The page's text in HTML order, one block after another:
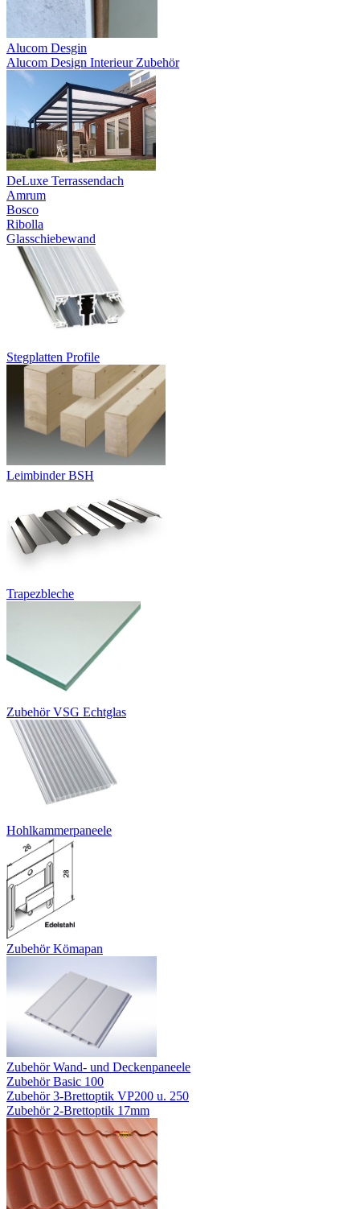
Alucom Desgin
Alucom Design Interieur Zubehör
DeLuxe Terrassendach
Amrum
Bosco
Ribolla
Glasschiebewand
Stegplatten Profile
Leimbinder BSH
Trapezbleche
Zubehör VSG Echtglas
Hohlkammerpaneele
Zubehör Kömapan
Zubehör Wand- und Deckenpaneele
Zubehör Basic 100
Zubehör 3-Brettoptik VP200 u. 250
Zubehör 2-Brettoptik 17mm